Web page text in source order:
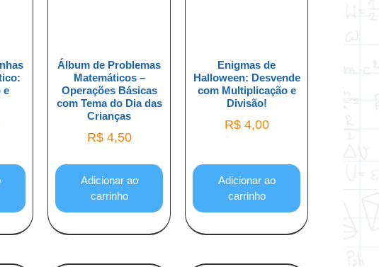
e
Álbum de Problemas
Matemáticos –
Operações Básicas
com Tema do Dia das
Crianças
R$4,50
Adicionar ao
carrinho
Enigmas de
Halloween: Desvende
com Multiplicação e
Divisão!
R$4,00
Adicionar ao
carrinho